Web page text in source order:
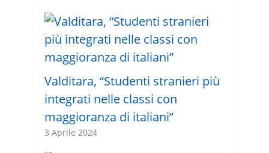
Valditara, “Studenti stranieri più
integrati nelle classi con
maggioranza di italiani”
3 Aprile 2024